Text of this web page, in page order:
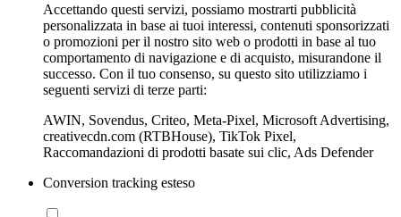
Accettando questi servizi, possiamo mostrarti pubblicità
personalizzata in base ai tuoi interessi, contenuti sponsorizzati
o promozioni per il nostro sito web o prodotti in base al tuo
comportamento di navigazione e di acquisto, misurandone il
successo. Con il tuo consenso, su questo sito utilizziamo i
seguenti servizi di terze parti:
AWIN, Sovendus, Criteo, Meta-Pixel, Microsoft Advertising,
creativecdn.com (RTBHouse), TikTok Pixel,
Raccomandazioni di prodotti basate sui clic, Ads Defender
Conversion tracking esteso